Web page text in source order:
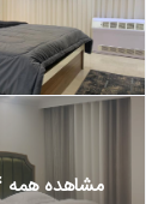
مشاهده همه 4 عکس ها